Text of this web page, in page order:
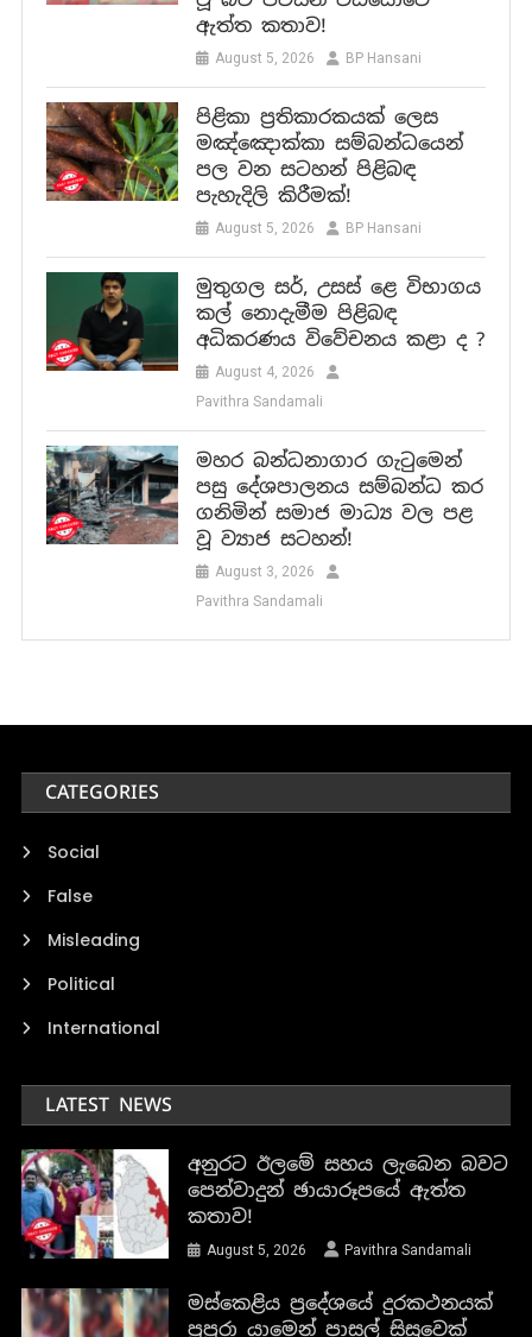
තලපති විජේ, යුක්තිගරුක නායකයෙකු ලෙස වීරත්වයේ ලා දැක්වීමට යොදා ගන්නා, ව්‍යාජ නිර්මාණ
රැල්ලක් !
Fact Check Can Coconut Oil Really Prevent Dengue
FACT CHECKS
අනුරට ඊලමේ සහය ලැබෙන
August 5, 2026
Pavithra Sandamali
මස්කෙළිය ප්‍රදේශයේ
දුරකථනයක් පුපුරා යාමෙන්
පාසල් සිසුවෙක් අනතුරට ලක්